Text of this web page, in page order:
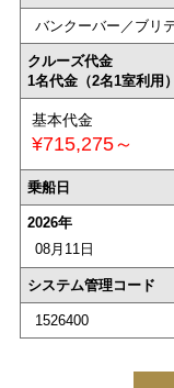
バンクーバー／ブリ
クルーズ代金
1名代金（2名1室利用）
基本代金
¥715,275～
乗船日
2026年
08月11日
システム管理コード
1526400